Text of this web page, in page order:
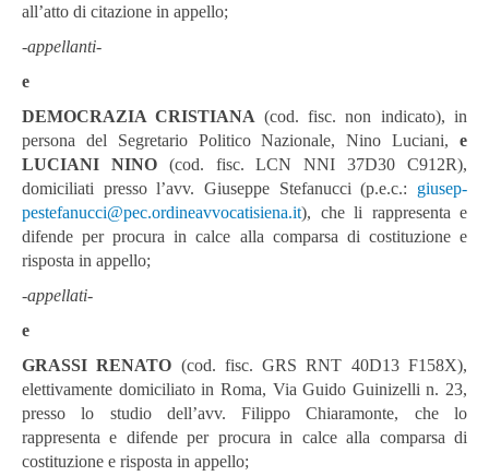
all’atto di citazione in appello;
-appellanti-
e
DEMOCRAZIA CRISTIANA (cod. fisc. non indicato), in
persona del Segretario Politico Nazionale, Nino Luciani, e
LUCIANI
NINO(cod. fisc. LCN NNI 37D30 C912R),
domiciliati presso l’avv. Giuseppe Stefanucci (p.e.c.: giusep-
pestefanucci@pec.ordineavvocatisiena.it), che li rappresenta e
difende perprocura in calce alla comparsa di costituzione e
risposta in appello;
-appellati-
e
GRASSI RENATO (cod. fisc. GRS RNT 40D13 F158X),
elettivamente domiciliato in Roma, Via Guido Guinizelli n. 23,
presso lo studio dell’avv. Filippo Chiaramonte, che lo
rappresenta e difende per procura in calce alla comparsa di
costituzione e risposta in appello;